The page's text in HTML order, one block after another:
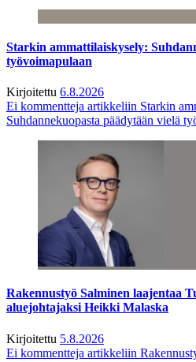
Starkin ammattilaiskysely:
työvoimapulaan
Kirjoitettu 6.8.2026
Ei kommentteja artikkeliin Starkin
Suhdannekuopasta päädytään vielä
Rakennustyö Salminen laajentaa
aluejohtajaksi Heikki Malaska
Kirjoitettu 5.8.2026
Ei kommentteja artikkeliin